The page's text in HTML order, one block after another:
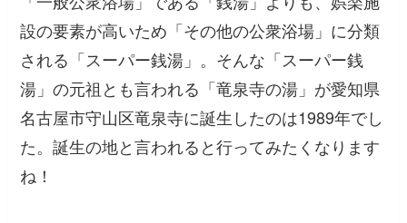
設の要素が高いため「その他の公衆浴場」に分類
される「スーパー銭湯」。そんな「スーパー銭
湯」の元祖とも言われる「竜泉寺の湯」が愛知県
名古屋市守山区竜泉寺に誕生したのは1989年でし
た。誕生の地と言われると行ってみたくなります
ね！